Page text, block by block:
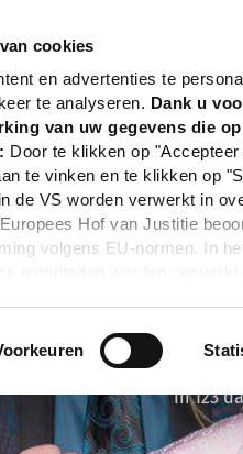
cookies
en advertenties te
te analyseren. Dank u
van uw gegevens die
Door te klikken op "Accepteer
te vinken en te klikken op
de VS worden verwerkt in
Hof van Justitie
volgens EU-normen. In
meer informatie, zie onze
informatie:
In 123